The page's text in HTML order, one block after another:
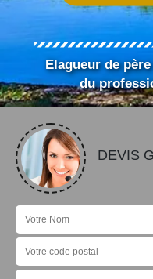
Elagueur de
du
DEVIS